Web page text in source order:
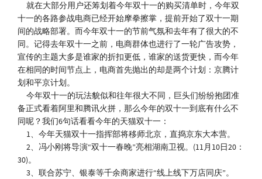
就在大部分用户还筹划着今年双十一的购买清单时，今年双
十一的各路参战电商已经开始摩拳擦掌，提前开始了双十一期
间的战略部署。而今年双十一的节前气氛和去年有了很大的不
同。记得去年双十一之前，电商群体也进行了一轮广告攻势，
宣传的主题大多是谁家的折扣更低，谁家的送货更快，而今年
在相同的时间节点上，电商首先抛出的却是两个计划：京腾计
划和平京计划。
今年双十一的玩法貌似和往年很大不同，巨头们纷纷抱团准
备正式看着阿里和腾讯火拼，那么今年的双十一到底有什么不
同呢？我们6句话看看今年的天猫双十一：
1、今年天猫双十一指挥部将移师北京，直捣京东大本营。
2、冯小刚将导演“双十一春晚”亮相湖南卫视。(11月10日20：
30)。
3、联合苏宁、银泰等千余商家进行“线上线下万店同庆”。